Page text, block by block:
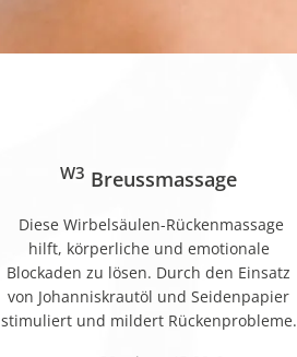
W3 Breussmassage
Diese Wirbelsäulen-Rückenmassage
hilft, körperliche und emotionale
Blockaden zu lösen. Durch den Einsatz
von Johanniskrautöl und Seidenpapier
stimuliert und mildert Rückenprobleme.